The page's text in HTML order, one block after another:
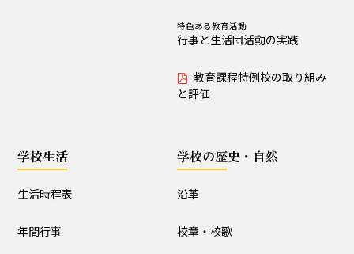
特色ある教育活動
行事と生活団活動の実践
給食
R8学校通信 巻頭言
特色ある教育活動
行事と生活団活動の実践
教育課程特例校の取り組み
と評価
学校生活
生活時程表
年間行事
学校の歴史・自然
沿革
校章・校歌